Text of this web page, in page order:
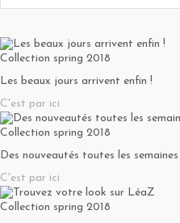
Collection spring 2018
Les beaux jours arrivent enfin !
C'est par ici
Collection spring 2018
Des nouveautés toutes les semaines
C'est par ici
Collection spring 2018